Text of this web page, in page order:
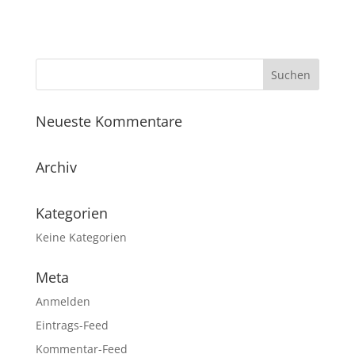
Neueste Kommentare
Archiv
Kategorien
Keine Kategorien
Meta
Anmelden
Eintrags-Feed
Kommentar-Feed